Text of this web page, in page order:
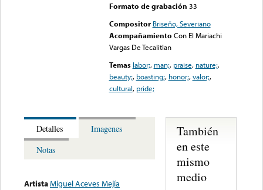
Formato de grabación 33
Compositor Briseño, Severiano
Acompañamiento Con El Mariachi
Vargas De Tecalitlan
Temas labor;, man;, praise, nature;,
beauty;, boasting;, honor;,valor;,
cultural, pride;
Detalles
Imagenes
Notas
ArtistaMiguel Aceves Mejía
También
en este
mismo
medio